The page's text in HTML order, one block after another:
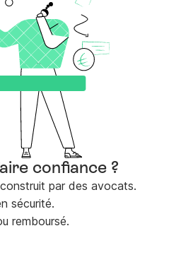
confiance ?
par des avocats.
sécurité.
remboursé.